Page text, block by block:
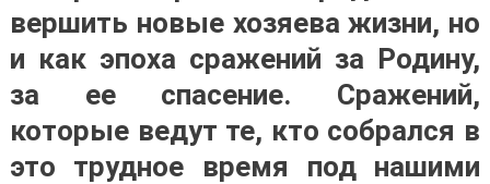
вершить новые хозяева жизни, но
и как эпоха сражений за Родину,
за ее спасение. Сражений,
которые ведут те, кто собрался в
это трудное время под нашими